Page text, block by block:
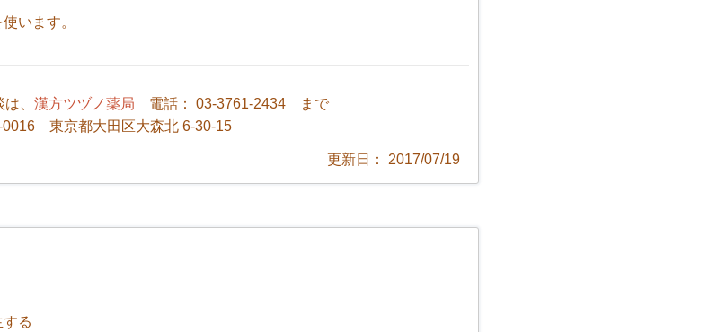
います。
、 漢方ツヅノ薬局 電話： 03-3761-2434 まで
0016 東京都大田区大森北 6-30-15
更新日： 2017/07/19
る